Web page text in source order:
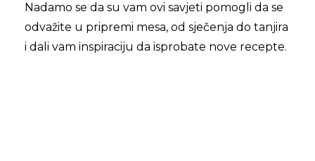
Nadamo se da su vam ovi savjeti pomogli da se
odvažite u pripremi mesa, od sječenja do tanjira
i dali vam inspiraciju da isprobate nove recepte.